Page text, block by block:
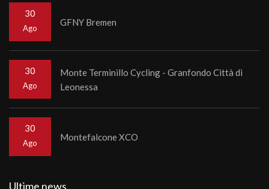
30
Ago
GFNY Bremen
30
Ago
Monte Terminillo Cycling - Granfondo Città di
Leonessa
30
Ago
Montefalcone XCO
Ultime news